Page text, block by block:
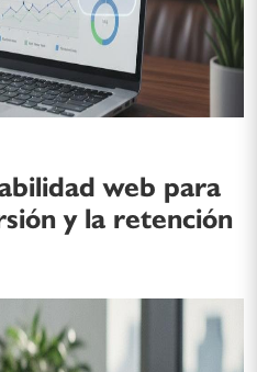
web para
y la retención